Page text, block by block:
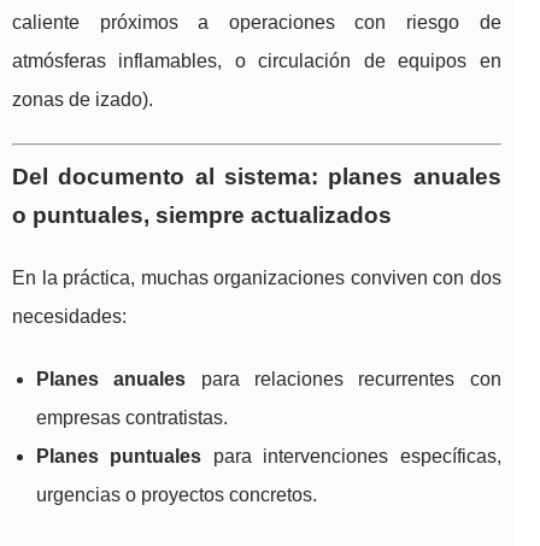
caliente próximos a operaciones con riesgo de
atmósferas inflamables, o circulación de equipos en
zonas de izado).
Del documento al sistema: planes anuales
o puntuales, siempre actualizados
En la práctica, muchas organizaciones conviven con dos
necesidades:
Planes anuales para relaciones recurrentes con
empresas contratistas.
Planes puntuales para intervenciones específicas,
urgencias o proyectos concretos.